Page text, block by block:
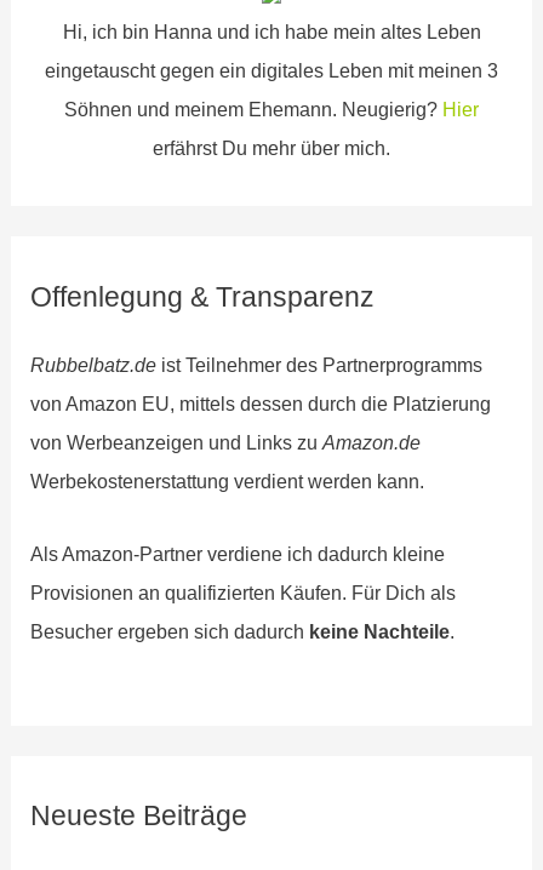
Hi, ich bin Hanna und ich habe mein altes Leben
eingetauscht gegen ein digitales Leben mit meinen 3
Söhnen und meinem Ehemann. Neugierig? Hier
erfährst Du mehr über mich.
Offenlegung & Transparenz
Rubbelbatz.de ist Teilnehmer des Partnerprogramms
von Amazon EU, mittels dessen durch die Platzierung
von Werbeanzeigen und Links zuAmazon.de
Werbekostenerstattung verdient werden kann.
Als Amazon-Partner verdiene ich dadurch kleine
Provisionen an qualifizierten Käufen. Für Dich als
Besucher ergeben sich dadurch keine Nachteile.
Neueste Beiträge